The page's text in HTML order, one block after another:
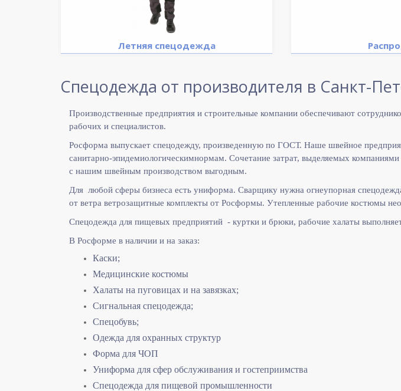
Летняя спецодежда
Спецодежда от производителя в Санкт-
Производственные предприятия и строительные компании обеспечивают
рабочих и специалистов.
Росформа выпускает спецодежду, произведенную по ГОСТ. Наше швейное
санитарно-эпидемиологическимнормам. Сочетание затрат, выделяемых
с нашим швейным производством выгодным.
Для любой сферы бизнеса есть униформа. Сварщику нужна огнеупорная
от ветра ветрозащитные комплекты от Росформы. Утепленные рабочие костюмы
Спецодежда для пищевых предприятий - куртки и брюки, рабочие халаты
В Росформе в наличии и на заказ:
Каски;
Медицинские костюмы
Халаты на пуговицах и на завязках;
Сигнальная спецодежда;
Спецобувь;
Одежда для охранных структур
Форма для ЧОП
Униформа для сфер обслуживания и гостеприимства
Спецодежда для пищевой промышленности